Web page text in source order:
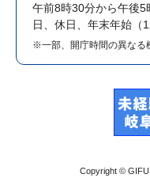
午前8時30分から午後5
日、休日、年末年始（
※一部、開庁時間の異なる
Copyright © GIFU